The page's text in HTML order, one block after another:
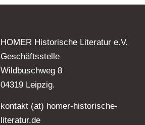
HOMER Historische Literatur e.V.
Geschäftsstelle
Wildbuschweg 8
04319 Leipzig.
kontakt (at) homer-historische-
literatur.de